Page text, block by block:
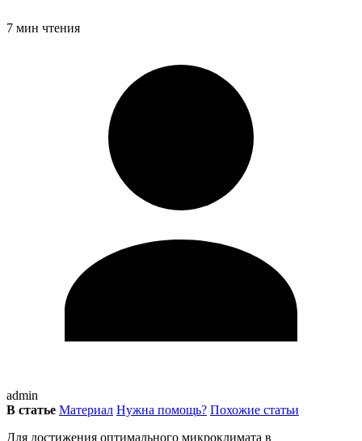
7 мин чтения
admin
В статье Материал Нужна помощь? Похожие статьи
Для достижения оптимального микроклимата в